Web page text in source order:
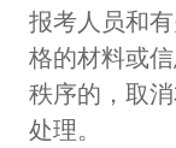
报考人员和
格的材料或
秩序的，取
处理。